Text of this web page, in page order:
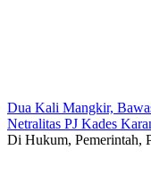
Dua Kali Mangkir,
Netralitas PJ Kades
Di Hukum, Pemerintah,